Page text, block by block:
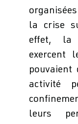
la crise
effet, la
exercent
pouvaient
activité
leurs